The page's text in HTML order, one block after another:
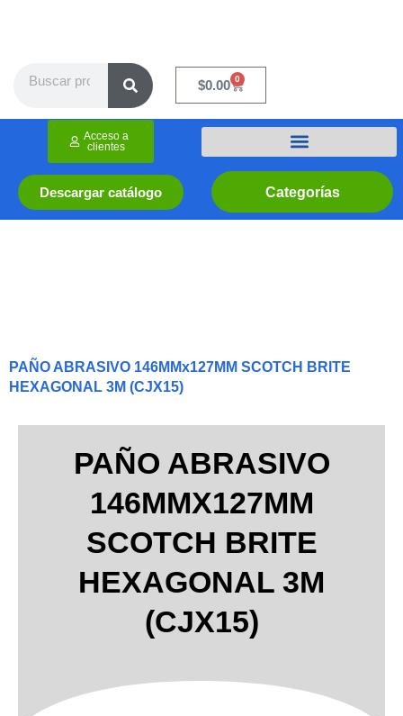
$0.00 0
Cart
Categorías
Descargar catálogo
Acceso a
clientes
PAÑO ABRASIVO 146MMx127MM SCOTCH BRITE
HEXAGONAL 3M (CJX15)
PAÑO ABRASIVO
146MMX127MM
SCOTCH BRITE
HEXAGONAL 3M
(CJX15)